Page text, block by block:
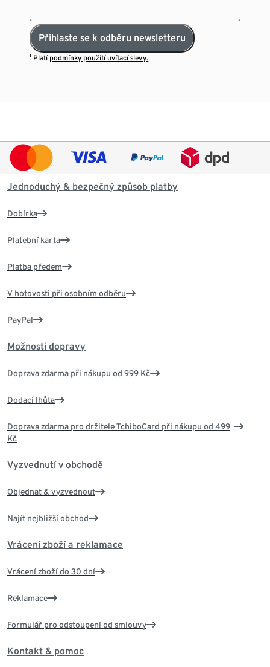
Přihlaste se k odběru newsletteru
¹ Platí podmínky použití uvítací slevy.
Jednoduchý & bezpečný způsob platby
Dobírka
Platební karta
Platba předem
V hotovosti při osobním odběru
PayPal
Možnosti dopravy
Doprava zdarma při nákupu od 999 Kč
Dodací lhůta
Doprava zdarma pro držitele TchiboCard při nákupu od 499
Kč
Vyzvednutí v obchodě
Objednat & vyzvednout
Najít nejbližší obchod
Vrácení zboží a reklamace
Vrácení zboží do 30 dní
Reklamace
Formulář pro odstoupení od smlouvy
Kontakt & pomoc